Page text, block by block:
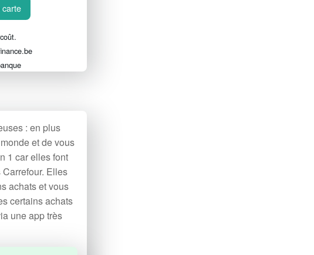
carte
: en plus
et de vous
1 car elles font
Elles
achats et vous
certains achats
une app très